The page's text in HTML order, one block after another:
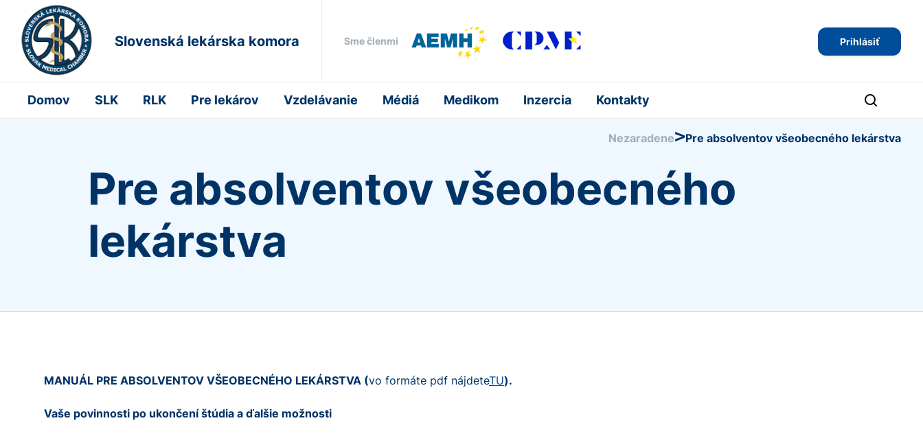
Slovenská lekárska komora Sme členmi Prihlásiť
Domov SLK RLK Pre lekárov Vzdelávanie Médiá Medikom Inzercia Kontakty
Nezaradene>Pre absolventov všeobecného lekárstva
Pre absolventov všeobecného
lekárstva
MANUÁL PRE ABSOLVENTOV VŠEOBECNÉHO LEKÁRSTVA (vo formáte pdf nájdeteTU).
Vaše povinnosti po ukončení štúdia a ďalšie možnosti